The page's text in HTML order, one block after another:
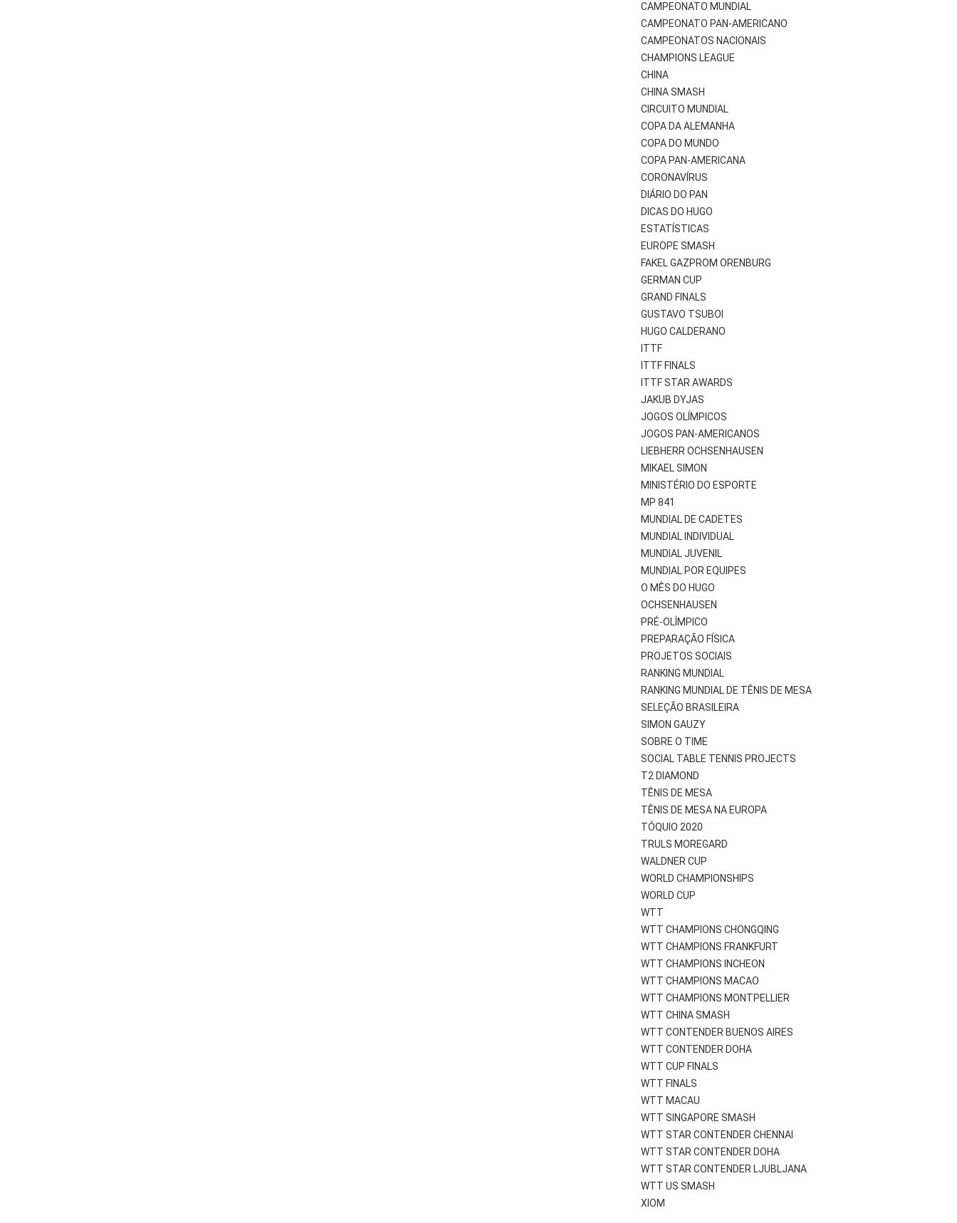
CAMPEONATO MUNDIAL
CAMPEONATO PAN-AMERICANO
CAMPEONATOS NACIONAIS
CHAMPIONS LEAGUE
CHINA
CHINA SMASH
CIRCUITO MUNDIAL
COPA DA ALEMANHA
COPA DO MUNDO
COPA PAN-AMERICANA
CORONAVÍRUS
DIÁRIO DO PAN
DICAS DO HUGO
ESTATÍSTICAS
EUROPE SMASH
FAKEL GAZPROM ORENBURG
GERMAN CUP
GRAND FINALS
GUSTAVO TSUBOI
HUGO CALDERANO
ITTF
ITTF FINALS
ITTF STAR AWARDS
JAKUB DYJAS
JOGOS OLÍMPICOS
JOGOS PAN-AMERICANOS
LIEBHERR OCHSENHAUSEN
MIKAEL SIMON
MINISTÉRIO DO ESPORTE
MP 841
MUNDIAL DE CADETES
MUNDIAL INDIVIDUAL
MUNDIAL JUVENIL
MUNDIAL POR EQUIPES
O MÊS DO HUGO
OCHSENHAUSEN
PRÉ-OLÍMPICO
PREPARAÇÃO FÍSICA
PROJETOS SOCIAIS
RANKING MUNDIAL
RANKING MUNDIAL DE TÊNIS DE MESA
SELEÇÃO BRASILEIRA
SIMON GAUZY
SOBRE O TIME
SOCIAL TABLE TENNIS PROJECTS
T2 DIAMOND
TÊNIS DE MESA
TÊNIS DE MESA NA EUROPA
TÓQUIO 2020
TRULS MOREGARD
WALDNER CUP
WORLD CHAMPIONSHIPS
WORLD CUP
WTT
WTT CHAMPIONS CHONGQING
WTT CHAMPIONS FRANKFURT
WTT CHAMPIONS INCHEON
WTT CHAMPIONS MACAO
WTT CHAMPIONS MONTPELLIER
WTT CHINA SMASH
WTT CONTENDER BUENOS AIRES
WTT CONTENDER DOHA
WTT CUP FINALS
WTT FINALS
WTT MACAU
WTT SINGAPORE SMASH
WTT STAR CONTENDER CHENNAI
WTT STAR CONTENDER DOHA
WTT STAR CONTENDER LJUBLJANA
WTT US SMASH
XIOM